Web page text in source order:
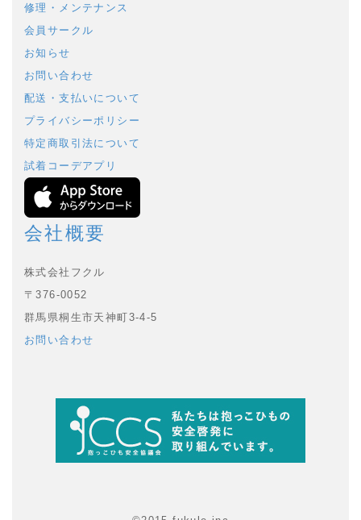
修理・メンテナンス
会員サークル
お知らせ
お問い合わせ
配送・支払いについて
プライバシーポリシー
特定商取引法について
試着コーデアプリ
会社概要
株式会社フクル
〒376-0052
群馬県桐生市天神町3-4-5
お問い合わせ